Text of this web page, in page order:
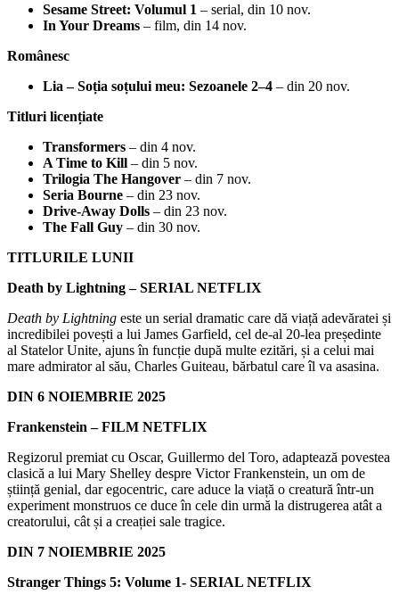
Sesame Street: Volumul 1 – serial, din 10 nov.
In Your Dreams – film, din 14 nov.
Românesc
Lia – Soția soțului meu: Sezoanele 2–4 – din 20 nov.
Titluri licențiate
Transformers – din 4 nov.
A Time to Kill – din 5 nov.
Trilogia The Hangover – din 7 nov.
Seria Bourne – din 23 nov.
Drive-Away Dolls – din 23 nov.
The Fall Guy – din 30 nov.
TITLURILE LUNII
Death by Lightning – SERIAL NETFLIX
Death by Lightning este un serial dramatic care dă viață adevăratei și
incredibilei povești a lui James Garfield, cel de-al 20-lea președinte
al Statelor Unite, ajuns în funcție după multe ezitări, și a celui mai
mare admirator al său, Charles Guiteau, bărbatul care îl va asasina.
DIN 6 NOIEMBRIE 2025
Frankenstein – FILM NETFLIX
Regizorul premiat cu Oscar, Guillermo del Toro, adaptează povestea
clasică a lui Mary Shelley despre Victor Frankenstein, un om de
știință genial, dar egocentric, care aduce la viață o creatură într-un
experiment monstruos ce duce în cele din urmă la distrugerea atât a
creatorului, cât și a creației sale tragice.
DIN 7 NOIEMBRIE 2025
Stranger Things 5: Volume 1- SERIAL NETFLIX